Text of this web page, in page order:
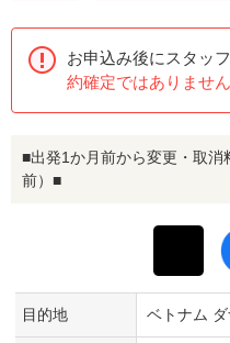
お申込み後にスタッ
約確定ではありません
■出発1か月前から変更・取
前）■
目的地 ベトナム